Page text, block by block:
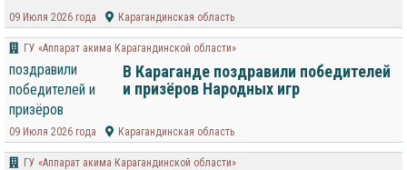
09 Июля 2026 года Карагандинская область
ГУ «Аппарат акима Карагандинской области»
В Караганде поздравили победителей
и призёров Народных игр
09 Июля 2026 года Карагандинская область
ГУ «Аппарат акима Карагандинской области»